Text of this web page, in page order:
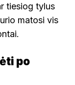
tiesiog tylus
matosi vis
po